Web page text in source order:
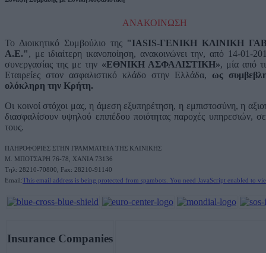
ΑΝΑΚΟΙΝΩΣΗ
Το Διοικητικό Συμβούλιο της "IASIS-ΓΕΝΙΚΗ ΚΛΙΝΙΚΗ
A.E.", με ιδιαίτερη ικανοποίηση, ανακοινώνει την, από 14-01-
συνεργασίας της με την «ΕΘΝΙΚΗ ΑΣΦΑΛΙΣΤΙΚΗ», μία από
Εταιρείες στον ασφαλιστικό κλάδο στην Ελλάδα, ως
ολόκληρη την Κρήτη.
Οι κοινοί στόχοι μας, η άμεση εξυπηρέτηση, η εμπιστοσύνη, η
διασφαλίσουν υψηλού επιπέδου ποιότητας παροχές υπηρεσιών,
τους.
ΠΛΗΡΟΦΟΡΙΕΣ ΣΤΗΝ ΓΡΑΜΜΑΤΕΙΑ ΤΗΣ ΚΛΙΝΙΚΗΣ
M. ΜΠΟΤΣΑΡΗ 76-78, ΧΑΝΙΑ 73136
Τηλ: 28210-70800, Fax: 28210-91140
Email:This email address is being protected from spambots. You need JavaScript enabled to
Insurance Companies